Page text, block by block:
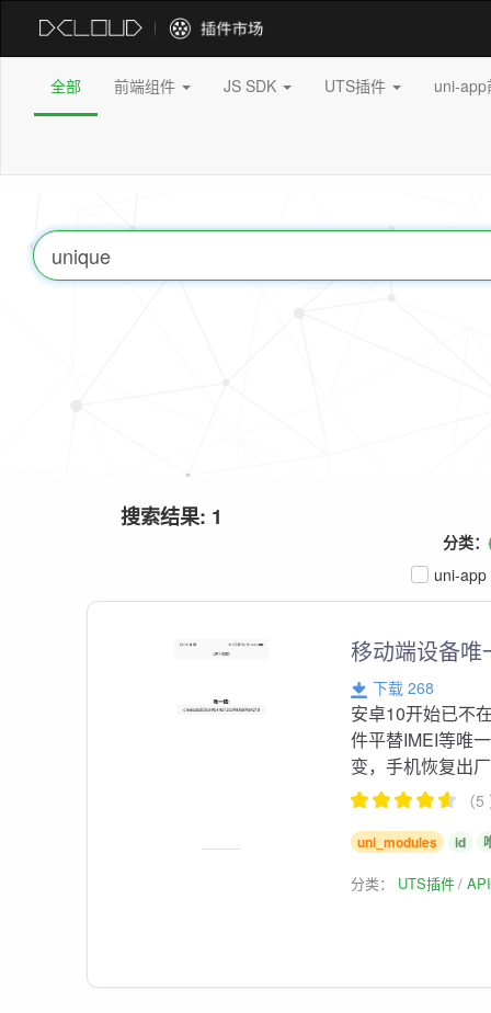
全部 前端组件 JS SDK UTS插件 uni-
搜索结果: 1
分类：
uni-app
移动端设备唯
下载 268
安卓10开始已不
件平替IMEI等唯
变，手机恢复出
（
uni_modules id
分类： UTS插件